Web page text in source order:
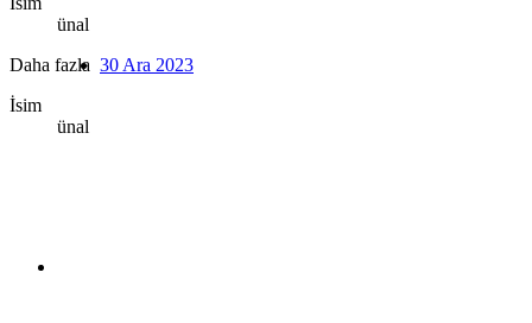
ünal
Daha fazla
İsim
ünal
30 Ara 2023